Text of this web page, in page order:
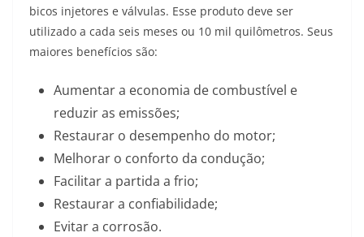
bicos injetores e válvulas. Esse produto deve ser
utilizado a cada seis meses ou 10 mil quilômetros. Seus
maiores benefícios são:
Aumentar a economia de combustível e
reduzir as emissões;
Restaurar o desempenho do motor;
Melhorar o conforto da condução;
Facilitar a partida a frio;
Restaurar a confiabilidade;
Evitar a corrosão.